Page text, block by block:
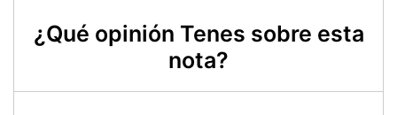
¿Qué opinión Tenes sobre esta
nota?